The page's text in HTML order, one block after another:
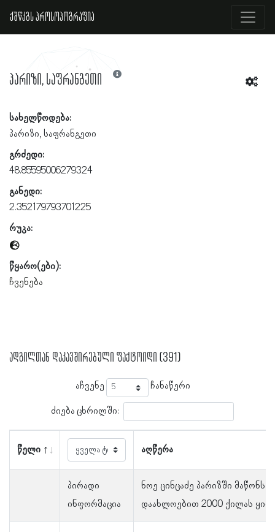
ქშწკგს პროსოპოგრაფია
პარიზი, საფრანგეთი
სახელწოდება:
პარიზი, საფრანგეთი
გრძედი:
48.85595006279324
განედი:
2.352179793701225
რუკა:
წყარო(ები):
ჩვენება
ადგილთან დაკავშირებული ფაქტოიდი (391)
აჩვენე ჩანაწერი
ძიება ცხრილში:
წელი აღწერა
პირადი
ინფორმაცია
ნოე ცინცაძე პარიზში მაწონს
დაახლოებით 2000 ქილას